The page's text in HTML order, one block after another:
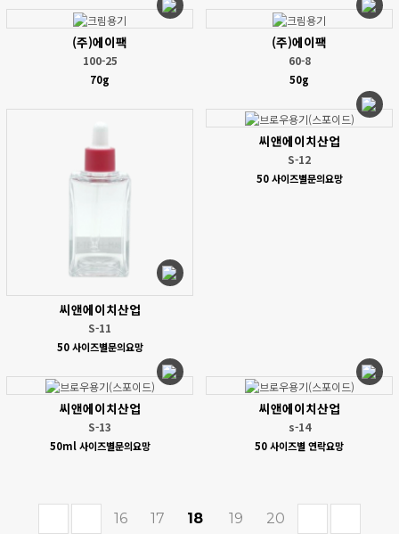
(주)에이팩
100-25
70g
(주)에이팩
60-8
50g
씨앤에이치산업
S-11
50 사이즈별문의요망
씨앤에이치산업
S-12
50 사이즈별문의요망
씨앤에이치산업
S-13
50ml 사이즈별문의요망
씨앤에이치산업
s-14
50 사이즈별 연락요망
16 17 18 19 20